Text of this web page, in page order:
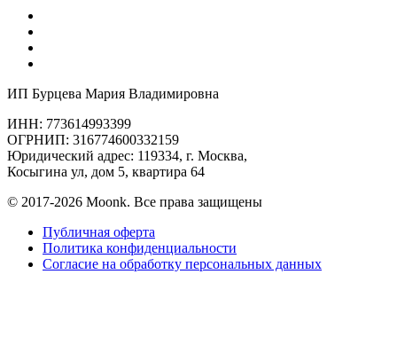
ИП Бурцева Мария Владимировна
ИНН: 773614993399
ОГРНИП: 316774600332159
Юридический адрес: 119334, г. Москва,
Косыгина ул, дом 5, квартира 64
© 2017-2026 Moonk. Все права защищены
Публичная оферта
Политика конфиденциальности
Согласие на обработку персональных данных